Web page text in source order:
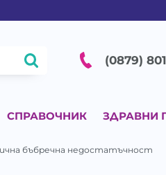
(0879)
СПРАВОЧНИК ЗДРАВНИ
бъбречна недостатъчност